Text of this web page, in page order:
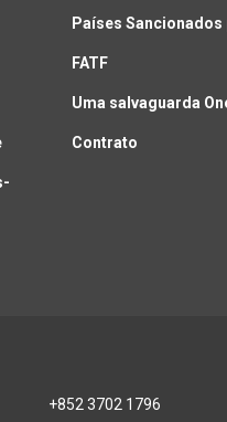
Países Sancionados
FATF
Uma salvaguarda
Contrato
+852 3702 1796